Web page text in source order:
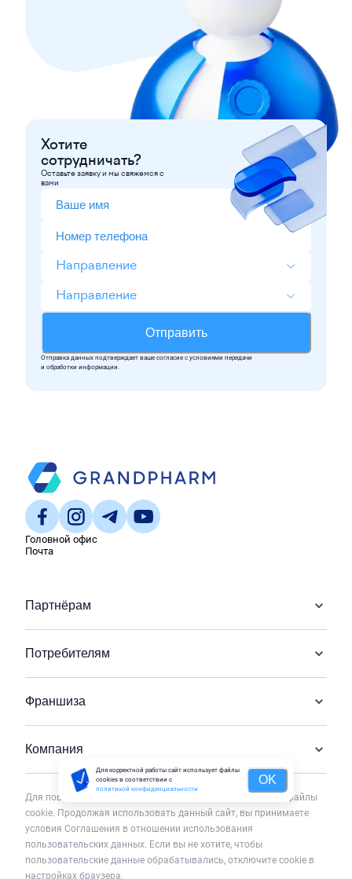
Хотите
сотрудничать?
Оставьте заявку и мы свяжемся с
вами
Направление
Направление
Отправить
Отправка данных подтверждает ваше согласие c условиями передачи
и обработки информации.
Головной офис
Почта
Партнёрам
Потребителям
Франшиза
Компания
Для повышения удобства работы с сайтом используется файлы
cookie. Продолжая использовать данный сайт, вы принимаете
условия Соглашения в отношении использования
пользовательских данных. Если вы не хотите, чтобы
пользовательские данные обрабатывались, отключите cookie в
настройках браузера.
Для корректной работы сайт использует файлы
cookies в соответствии с
политикой конфиденциальности
OK